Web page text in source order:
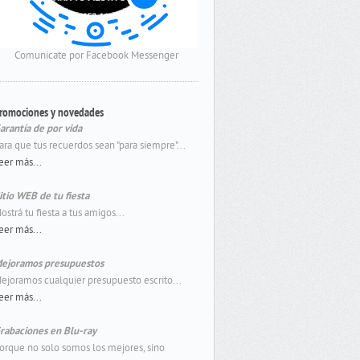
Comunicate por Facebook Messenger
y novedades
de por vida
que tus recuerdos sean "para siempre"...
más...
WEB de tu fiesta
tu fiesta a tus amigos...
más...
presupuestos
cualquier presupuesto escrito...
más...
en Blu-ray
no solo somos los mejores, sino